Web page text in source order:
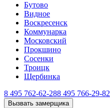
Бутово
Видное
Воскресенск
Коммунарка
Московский
Прокшино
Сосенки
Троицк
Щербинка
8 495 762-62-288 495 766-29-82
Вызвать замерщика